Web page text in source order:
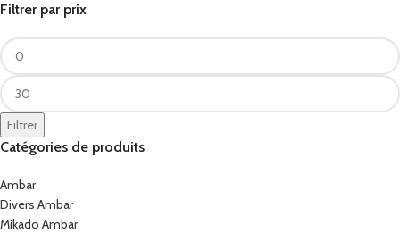
Filtrer par prix
Filtrer
Catégories de produits
Ambar
Divers Ambar
Mikado Ambar